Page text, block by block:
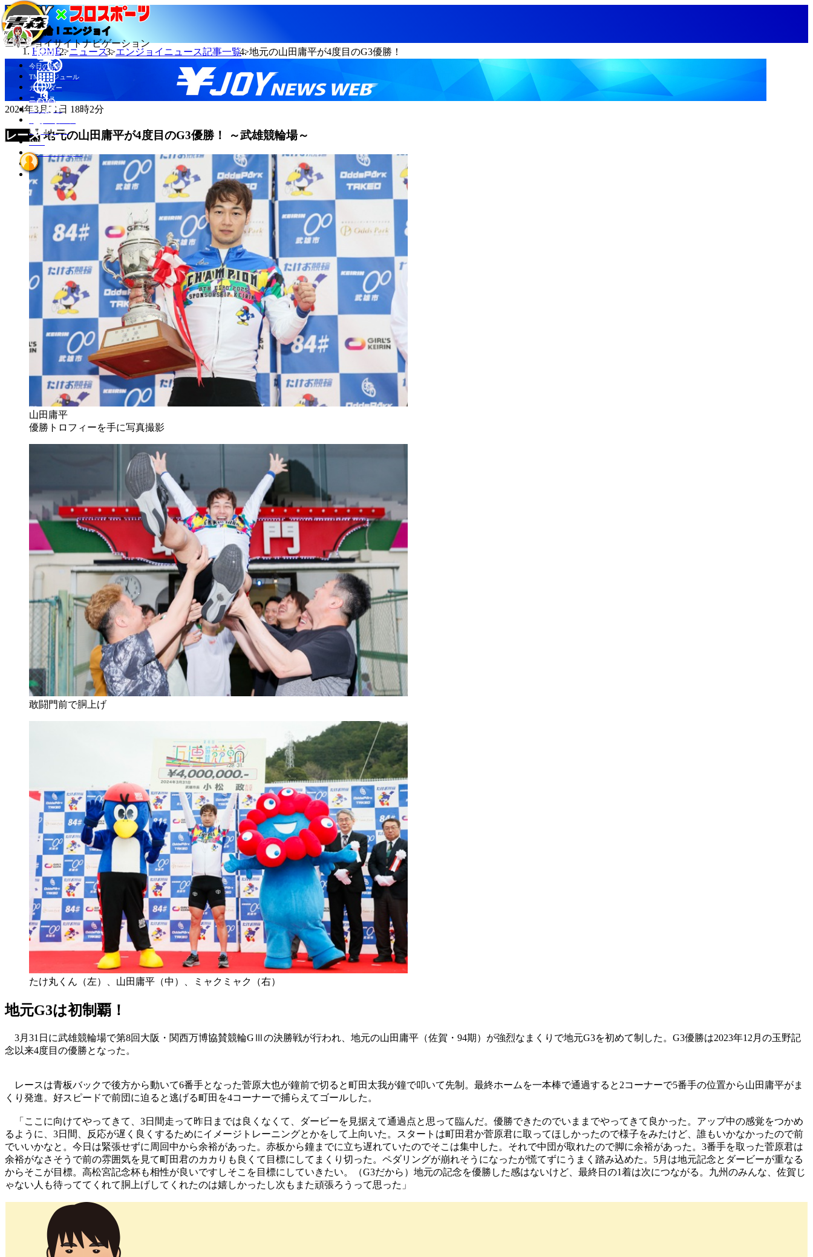
当たる競輪！エンジョイ
エンジョイサイトナビゲーション
今日の結果
TMスケジュール
カレンダー
ニュース
選手データ
競輪場データ
INFO
エンジョイとは？
HOME ニュース エンジョイニュース記事一覧 地元の山田庸平が4度目のG3優勝！
2024年3月31日 18時2分
地元の山田庸平が4度目のG3優勝！ ～武雄競輪場～
山田庸平
優勝トロフィーを手に写真撮影
敢闘門前で胴上げ
たけ丸くん（左）、山田庸平（中）、ミャクミャク（右）
地元G3は初制覇！
3月31日に武雄競輪場で第8回大阪・関西万博協賛競輪GⅢの決勝戦が行われ、地元の山田庸平（佐賀・94期）が強烈なまくりで地元G3を初めて制した。G3優勝は2023年12月の玉野記
念以来4度目の優勝となった。
レースは青板バックで後方から動いて6番手となった菅原大也が鐘前で切ると町田太我が鐘で叩いて先制。最終ホームを一本棒で通過すると2コーナーで5番手の位置から山田庸平がま
くり発進。好スピードで前団に迫ると逃げる町田を4コーナーで捕らえてゴールした。
「ここに向けてやってきて、3日間走って昨日までは良くなくて、ダービーを見据えて通過点と思って臨んだ。優勝できたのでいままでやってきて良かった。アップ中の感覚をつかめ
るように、3日間、反応が遅く良くするためにイメージトレーニングとかをして上向いた。スタートは町田君か菅原君に取ってほしかったので様子をみたけど、誰もいかなかったので前
でいいかなと。今日は緊張せずに周回中から余裕があった。赤板から鐘までに立ち遅れていたのでそこは集中した。それで中団が取れたので脚に余裕があった。3番手を取った菅原君は
余裕がなさそうで前の雰囲気を見て町田君のカカりも良くて目標にしてまくり切った。ペダリングが崩れそうになったが慌てずにうまく踏み込めた。5月は地元記念とダービーが重なる
からそこが目標。高松宮記念杯も相性が良いですしそこを目標にしていきたい。（G3だから）地元の記念を優勝した感はないけど、最終日の1着は次につながる。九州のみんな、佐賀じ
ゃない人も待っててくれて胴上げしてくれたのは嬉しかったし次もまた頑張ろうって思った」